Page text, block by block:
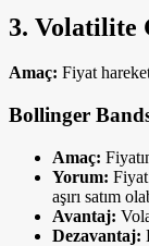
3. Volatilite
Amaç: Fiyat
Bollinger
Amaç:
Yorum: Fiyat
aşırı satım
Avantaj:
Dezavantaj: